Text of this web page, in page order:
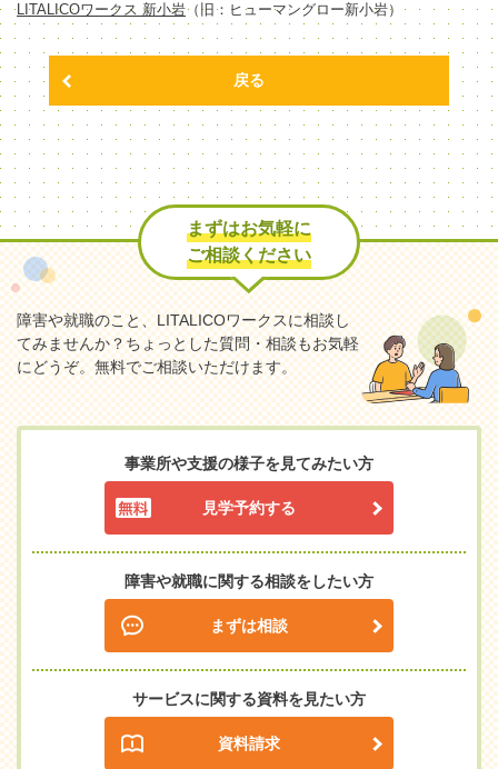
LITALICOワークス 新小岩（旧：ヒューマングロー新小岩）
戻る
まずはお気軽に
ご相談ください
障害や就職のこと、LITALICOワークスに相談し
てみませんか？ちょっとした質問・相談もお気軽
にどうぞ。無料でご相談いただけます。
事業所や支援の様子を見てみたい方
見学予約する
障害や就職に関する相談をしたい方
まずは相談
サービスに関する資料を見たい方
資料請求